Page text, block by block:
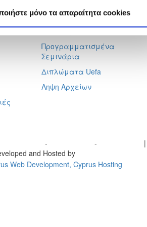
μόνο τα απαραίτητα cookies
Σχολή Προπονητών
Ειδήσεις
Προγραμματισμένα
Σεμινάρια
Διπλώματα Uefa
Ληψη Αρχείων
- -
|
and Hosted by